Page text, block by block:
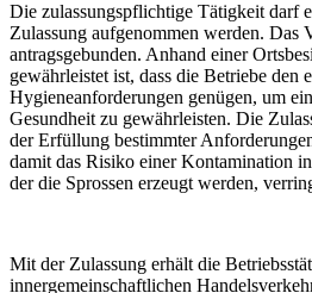
Die zulassungspflichtige Tätigkeit darf
Zulassung aufgenommen werden. Das
antragsgebunden. Anhand einer
gewährleistet ist, dass die Betriebe den
Hygieneanforderungen genügen, um
Gesundheit zu gewährleisten. Die
der Erfüllung bestimmter
damit das Risiko einer Kontamination
der die Sprossen erzeugt werden,
Mit der Zulassung erhält die
innergemeinschaftlichen